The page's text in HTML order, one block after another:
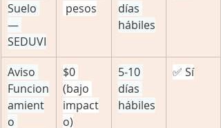
Suelo
—
SEDUVI
pesos
días
hábiles
Aviso
Funcion
amient
o
$0
(bajo
impact
o)
5-10
días
hábiles
✅ Sí